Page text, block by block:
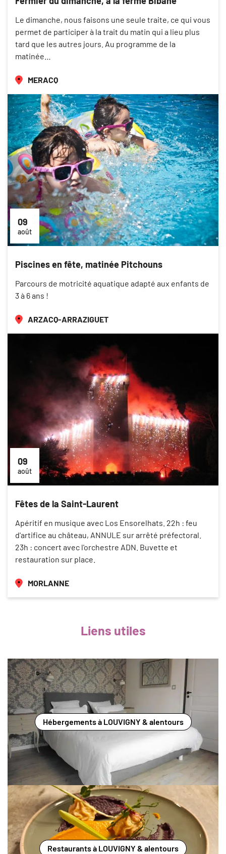
Le dimanche, nous faisons une seule traite, ce qui vous
permet de participer à la trait du matin qui a lieu plus
tard que les autres jours. Au programme de la
matinée…
MERACQ
09
août
Piscines en fête, matinée Pitchouns
Parcours de motricité aquatique adapté aux enfants de
3 à 6 ans !
ARZACQ-ARRAZIGUET
09
août
Fêtes de la Saint-Laurent
Apéritif en musique avec Los Ensorelhats. 22h : feu
d'artifice au château, ANNULE sur arrêté préfectoral.
23h : concert avec l'orchestre ADN. Buvette et
restauration sur place.
MORLANNE
Liens utiles
Hébergements à LOUVIGNY & alentours
Restaurants à LOUVIGNY & alentours